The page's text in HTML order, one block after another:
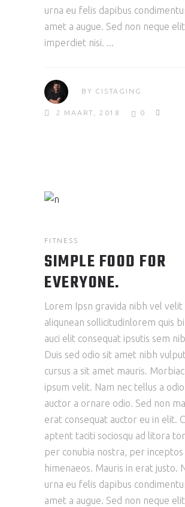
urna eu felis dapibus
amet a augue. Sed non neque
imperdiet nisi.
BY CISTAGING
2 MAART, 2018 0
FITNESS
SIMPLE FOOD FOR
EVERYONE.
Lorem Ipsn gravida nibh vel velit
aliqunean sollicitudinlorem quis
auci elit consequat ipsutis sem
Duis sed odio sit amet nibh
cursus a sit amet mauris.
ipsum velit. Nam nec tellus a
auctor a ornare odio. Sed non
erat consequat auctor eu in elit.
aptent taciti sociosqu ad litora
per conubia nostra, per inceptos
himenaeos. Mauris in erat justo.
urna eu felis dapibus
amet a augue. Sed non neque